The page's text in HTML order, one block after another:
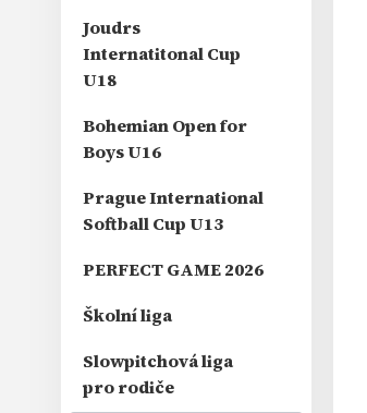
Joudrs
Internatitonal Cup
U18
Bohemian Open for
Boys U16
Prague International
Softball Cup U13
PERFECT GAME 2026
Školní liga
Slowpitchová liga
pro rodiče